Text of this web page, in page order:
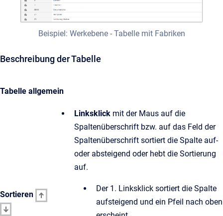
Beispiel: Werkebene - Tabelle mit Fabriken
Beschreibung der Tabelle
Tabelle allgemein
Sortieren
Linksklick mit der Maus auf die
Spaltenüberschrift bzw. auf das Feld der
Spaltenüberschrift sortiert die Spalte auf-
oder absteigend oder hebt die Sortierung
auf.
Der 1. Linksklick sortiert die Spalte
aufsteigend und ein Pfeil nach oben